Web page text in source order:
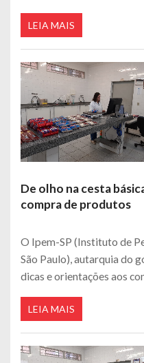
LEIA MAIS
De olho na cesta
compra de produtos
O Ipem-SP (Instituto de
São Paulo), autarquia do
dicas e orientações aos
LEIA MAIS